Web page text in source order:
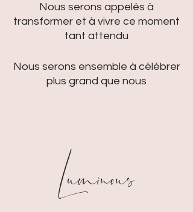
Nous serons appelés à
transformer et à vivre ce moment
tant attendu
Nous serons ensemble à célébrer
plus grand que nous
Luminous